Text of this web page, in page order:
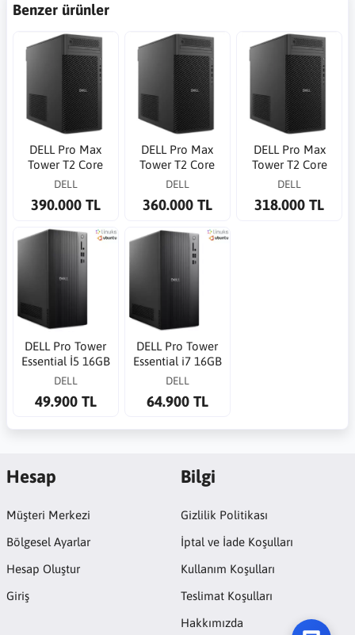
Benzer ürünler
DELL Pro Max
Tower T2 Core
Ultra 9 285 5.6GHz
4000ADA 20G WP
DELL
390.000 TL
DELL Pro Max
Tower T2 Core
Ultra 9 285K
SSD RTX4000 ADA
DELL
360.000 TL
DELL Pro Max
Tower T2 Core
Ultra 9 285 5.6GHz
2000 ADA 16G WP
DELL
318.000 TL
DELL Pro Tower
Essential İ5 16GB
512GB QVT1260
PC
DELL
49.900 TL
DELL Pro Tower
Essential i7 16GB
512GB QVT1260
PC
DELL
64.900 TL
Hesap
Müşteri Merkezi
Bölgesel Ayarlar
Hesap Oluştur
Giriş
Bilgi
Gizlilik Politikası
İptal ve İade Koşulları
Kullanım Koşulları
Teslimat Koşulları
Hakkımızda